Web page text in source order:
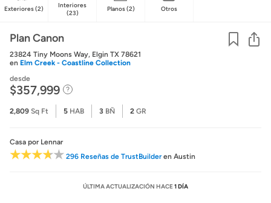
Exteriores(2)
Interiores
(23)
Planos(2) Otros
Plan Canon
23824 Tiny Moons Way, Elgin TX 78621
en Elm Creek - Coastline Collection
desde
$357,999
2,809 Sq Ft 5 HAB 3 BÑ 2 GR
Casa por Lennar
296 Reseñas de TrustBuilderen Austin
ÚLTIMA ACTUALIZACIÓN HACE1 DÍA